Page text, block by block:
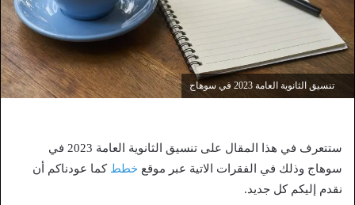
تنسيق الثانوية العامة 2023 في سوهاج
ستتعرف في هذا المقال على تنسيق الثانوية العامة 2023 في
سوهاج وذلك في الفقرات الاتية عبر موقع خطط كما عودناكم أن
نقدم إليكم كل جديد.